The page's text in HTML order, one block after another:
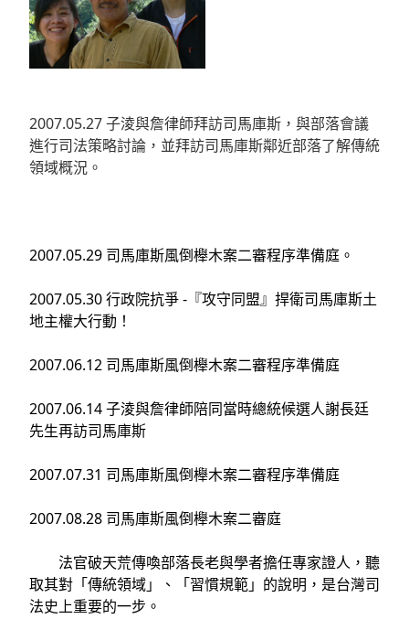
2007.05.27 子淩與詹律師拜訪司馬庫斯，與部落會議
進行司法策略討論，並拜訪司馬庫斯鄰近部落了解傳統
領域概況 。
2007.05.29 司馬庫斯風倒櫸木案二審程序準備庭 。
2007.05.30 行政院抗爭 -『攻守同盟』捍衛司馬庫斯土
地主權大行動！
2007.06.12 司馬庫斯風倒櫸木案二審程序準備庭
2007.06.14 子淩與詹律師陪同當時總統候選人謝長廷
先生再訪司馬庫斯
2007.07.31 司馬庫斯風倒櫸木案二審程序準備庭
2007.08.28 司馬庫斯風倒櫸木案二審庭
法官破天荒傳喚部落長老與學者擔任專家證人，聽
取其對「傳統領域」、「習慣規範」的說明，是台灣司
法史上重要的一步。